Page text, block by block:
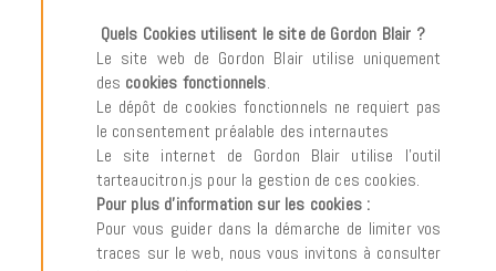
Quels Cookies utilisent le site de Gordon Blair ?
Le site web de Gordon Blair utilise uniquement
des cookies fonctionnels.
Le dépôt de cookies fonctionnels ne requiert pas
le consentement préalable des internautes
Le site internet de Gordon Blair utilise l’outil
tarteaucitron.js pour la gestion de ces cookies.
Pour plus d’information sur les cookies :
Pour vous guider dans la démarche de limiter vos
traces sur le web, nous vous invitons à consulter